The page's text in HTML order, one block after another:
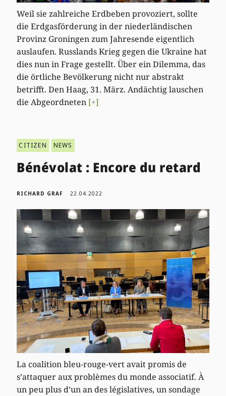
Weil sie zahlreiche Erdbeben provoziert, sollte
die Erdgasförderung in der niederländischen
Provinz Groningen zum Jahresende eigentlich
auslaufen. Russlands Krieg gegen die Ukraine hat
dies nun in Frage gestellt. Über ein Dilemma, das
die örtliche Bevölkerung nicht nur abstrakt
betrifft. Den Haag, 31. März. Andächtig lauschen
die Abgeordneten [+]
CITIZEN NEWS
Bénévolat : Encore du retard
RICHARD GRAF 22.04.2022
La coalition bleu-rouge-vert avait promis de
s’attaquer aux problèmes du monde associatif. À
un peu plus d’un an des législatives, un sondage